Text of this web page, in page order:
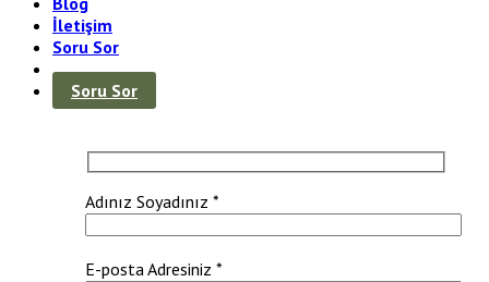
İletişim
Soru Sor
Soru Sor
Adınız Soyadınız *
E-posta Adresiniz *